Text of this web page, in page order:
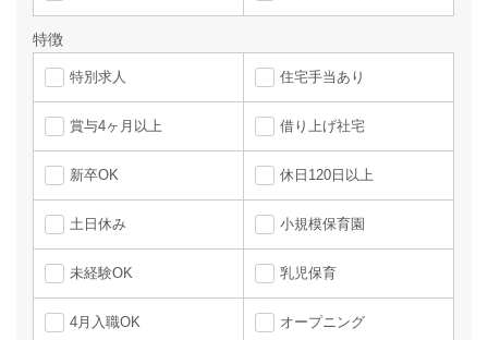
特徴
特別求人 住宅手当あり
賞与4ヶ月以上 借り上げ社宅
新卒OK 休日120日以上
土日休み 小規模保育園
未経験OK 乳児保育
4月入職OK オープニング